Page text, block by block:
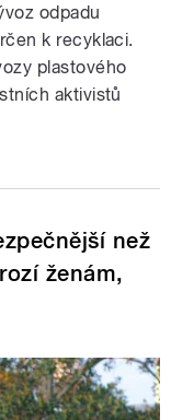
odpadu
k recyklaci.
plastového
aktivistů
než
ženám,